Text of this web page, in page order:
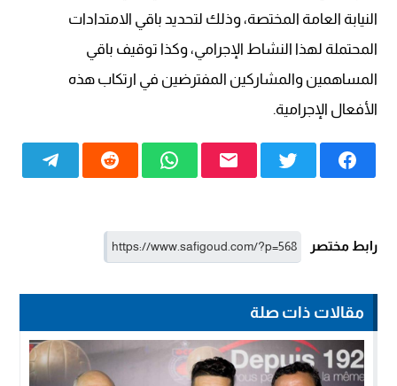
النيابة العامة المختصة، وذلك لتحديد باقي الامتدادات
المحتملة لهذا النشاط الإجرامي، وكذا توقيف باقي
المساهمين والمشاركين المفترضين في ارتكاب هذه
الأفعال الإجرامية.
رابط مختصر
مقالات ذات صلة